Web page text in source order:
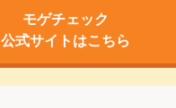
モゲチェック
公式サイトはこちら